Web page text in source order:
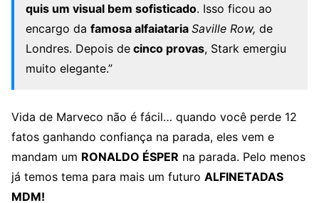
quis um visual bem sofisticado. Isso ficou ao
encargo da famosa alfaiataria Saville Row, de
Londres. Depois de cinco provas, Stark emergiu
muito elegante.”
Vida de Marveco não é fácil… quando você perde 12
fatos ganhando confiança na parada, eles vem e
mandam um RONALDO ÉSPER na parada. Pelo menos
já temos tema para mais um futuro ALFINETADAS
MDM!